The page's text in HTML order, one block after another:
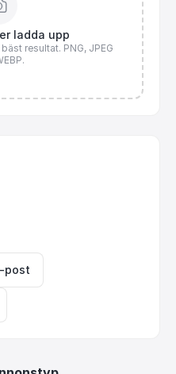
ladda upp
resultat. PNG, JPEG
post